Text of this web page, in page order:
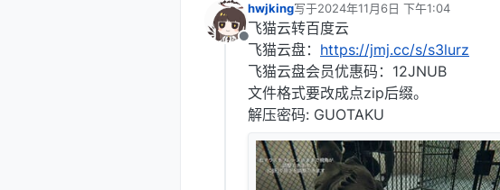
离线
hwjking写于2024年11月6日 下午1:04
最后由 编辑
飞猫云转百度云
飞猫云盘： https://jmj.cc/s/s3lurz
飞猫云盘会员优惠码：12JNUB
文件格式要改成点zip后缀。
解压密码: GUOTAKU